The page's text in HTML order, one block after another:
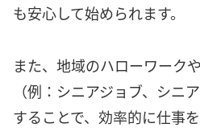
も安心して始められます。
また、地域のハローワーク
（例：シニアジョブ、シニ
することで、効率的に仕事